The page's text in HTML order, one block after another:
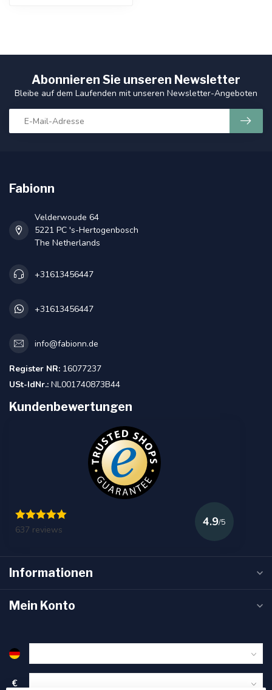
Abonnieren Sie unseren Newsletter
Bleibe auf dem Laufenden mit unseren Newsletter-Angeboten
Fabionn
Velderwoude 64
5221 PC 's-Hertogenbosch
The Netherlands
+31613456447
+31613456447
info@fabionn.de
Register NR: 16077237
USt-IdNr.: NL001740873B44
Kundenbewertungen
637 reviews
4.9/5
Informationen
Mein Konto
€